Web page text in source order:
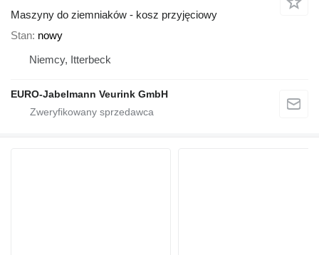
Maszyny do ziemniaków - kosz przyjęciowy
Stan nowy
Niemcy, Itterbeck
EURO-Jabelmann Veurink GmbH